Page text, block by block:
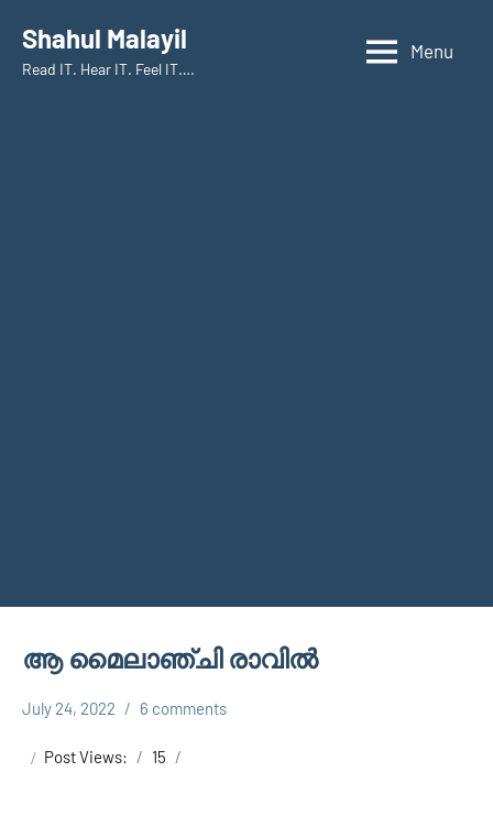
content
Shahul Malayil
Read IT. Hear IT. Feel IT….
Menu
ആ മൈലാഞ്ചി രാവിൽ
Uncategorized
July 24, 2022
Faisal
Cm
6 comments
Post Views: 15